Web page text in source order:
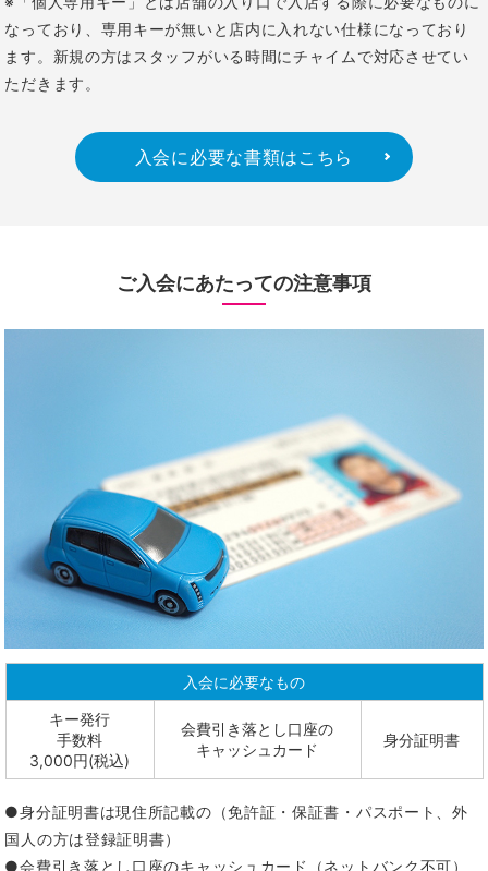
なっており、専用キーが無いと店内に入れない仕様になっており
ます。新規の方はスタッフがいる時間にチャイムで対応させてい
ただきます。
入会に必要な書類はこちら
ご入会にあたっての注意事項
入会に必要なもの
キー発行
手数料
3,000円(税込)
会費引き落とし口座の
キャッシュカード
身分証明書
●身分証明書は現住所記載の（免許証・保証書・パスポート、外
国人の方は登録証明書）
●会費引き落とし口座のキャッシュカード（ネットバンク不可）